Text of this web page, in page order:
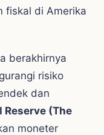
fiskal di Amerika
berakhirnya
risiko
dan
Reserve (The
moneter